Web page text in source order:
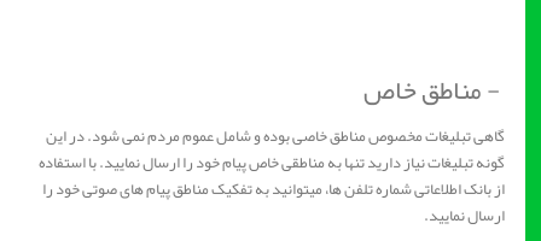
- مناطق خاص
گاهی تبلیغات مخصوص مناطق خاصی بوده و شامل عموم مردم نمی شود. در این
گونه تبلیغات نیاز دارید تنها به مناطقی خاص پیام خود را ارسال نمایید. با استفاده
از بانک اطلاعاتی شماره تلفن ها، میتوانید به تفکیک مناطق پیام های صوتی خود را
ارسال نمایید.